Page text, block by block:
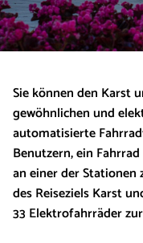
Sie können den Karst
gewöhnlichen und
automatisierte
Benutzern, ein
an einer der Stationen
des Reiseziels Karst
33 Elektrofahrräder